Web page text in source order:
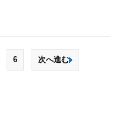
6 次へ進む